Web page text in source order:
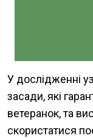
У дослідженні
засади, які
ветеранок, та
скористатися